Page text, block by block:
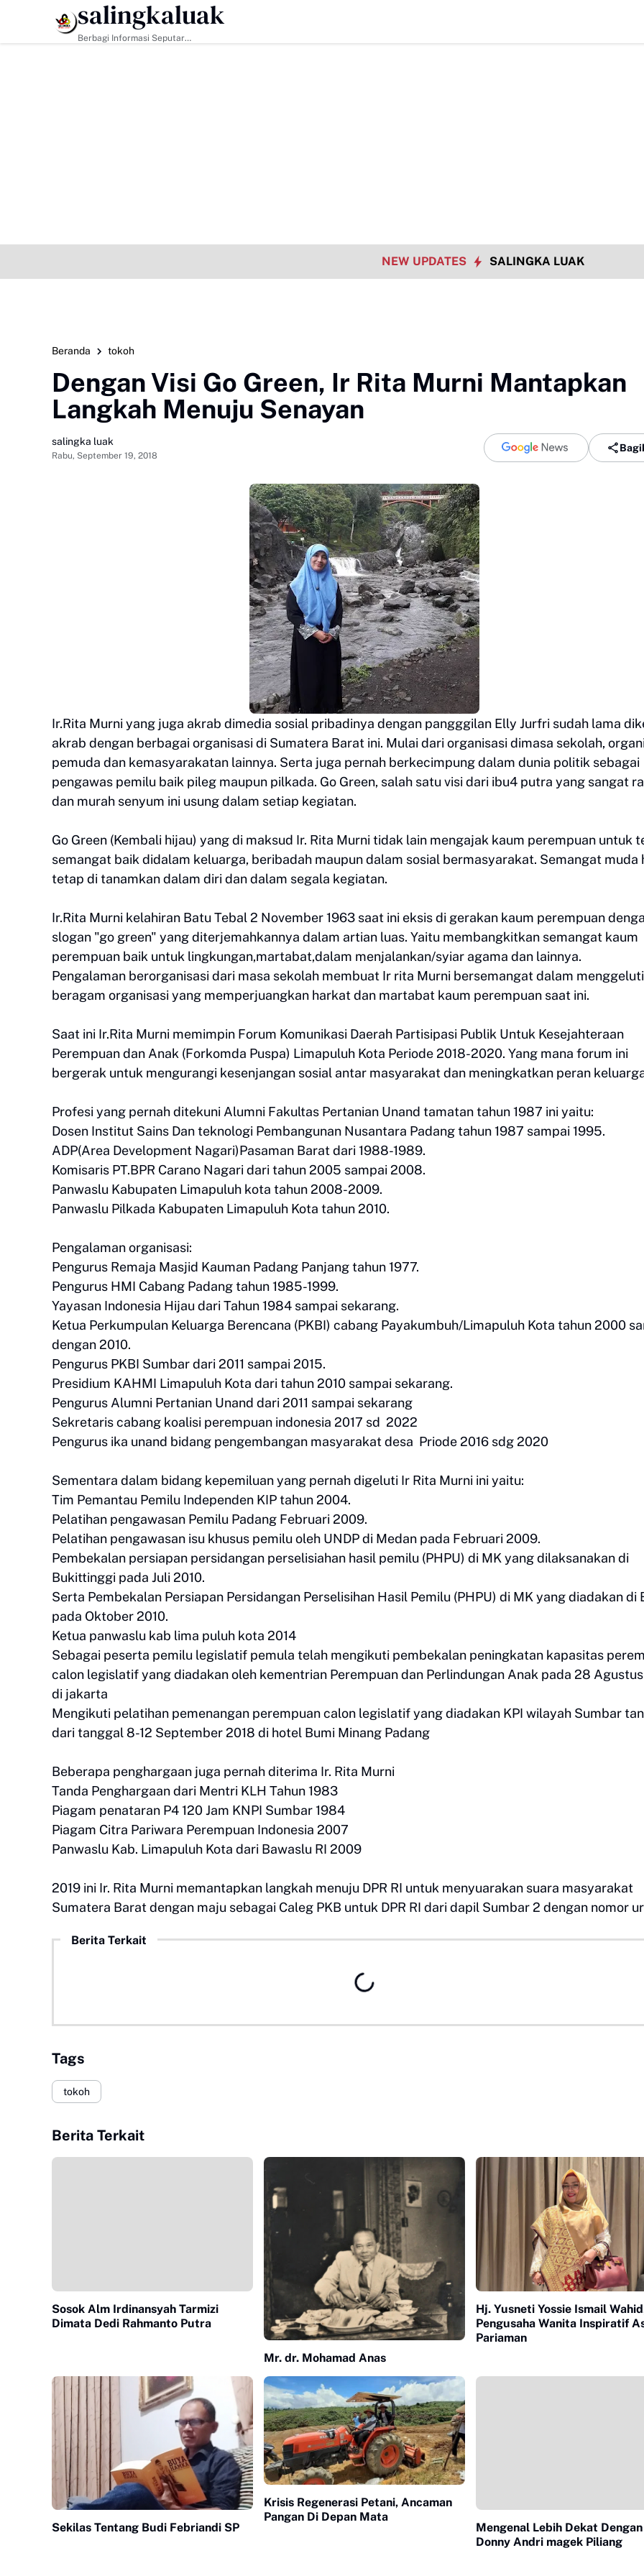
HEADLINE TMMD ke-129 Tak Hanya Bangun Jalan, Bekali Warga Buluh Kasok dengan Kesiapsiagaan
salingkaluak
Berbagi Informasi Seputar
NEW UPDATES SALINGKA LUAK
Beranda tokoh
Dengan Visi Go Green, Ir Rita Murni Mantapkan
Langkah Menuju Senayan
salingka luak
Rabu, September 19, 2018
Ir.Rita Murni yang juga akrab dimedia sosial pribadinya dengan pangggilan Elly Jurfri sudah lama
akrab dengan berbagai organisasi di Sumatera Barat ini. Mulai dari organisasi dimasa sekolah,
pemuda dan kemasyarakatan lainnya. Serta juga pernah berkecimpung dalam dunia politik sebagai
pengawas pemilu baik pileg maupun pilkada. Go Green, salah satu visi dari ibu4 putra yang sangat
dan murah senyum ini usung dalam setiap kegiatan.
Go Green (Kembali hijau) yang di maksud Ir. Rita Murni tidak lain mengajak kaum perempuan untuk
semangat baik didalam keluarga, beribadah maupun dalam sosial bermasyarakat. Semangat muda
tetap di tanamkan dalam diri dan dalam segala kegiatan.
Ir.Rita Murni kelahiran Batu Tebal 2 November 1963 saat ini eksis di gerakan kaum perempuan
slogan "go green" yang diterjemahkannya dalam artian luas. Yaitu membangkitkan semangat kaum
perempuan baik untuk lingkungan,martabat,dalam menjalankan/syiar agama dan lainnya.
Pengalaman berorganisasi dari masa sekolah membuat Ir rita Murni bersemangat dalam menggeluti
beragam organisasi yang memperjuangkan harkat dan martabat kaum perempuan saat ini.
Saat ini Ir.Rita Murni memimpin Forum Komunikasi Daerah Partisipasi Publik Untuk Kesejahteraan
Perempuan dan Anak (Forkomda Puspa) Limapuluh Kota Periode 2018-2020. Yang mana forum ini
bergerak untuk mengurangi kesenjangan sosial antar masyarakat dan meningkatkan peran
Profesi yang pernah ditekuni Alumni Fakultas Pertanian Unand tamatan tahun 1987 ini yaitu:
Dosen Institut Sains Dan teknologi Pembangunan Nusantara Padang tahun 1987 sampai 1995.
ADP(Area Development Nagari)Pasaman Barat dari 1988-1989.
Komisaris PT.BPR Carano Nagari dari tahun 2005 sampai 2008.
Panwaslu Kabupaten Limapuluh kota tahun 2008-2009.
Panwaslu Pilkada Kabupaten Limapuluh Kota tahun 2010.
Pengalaman organisasi:
Pengurus Remaja Masjid Kauman Padang Panjang tahun 1977.
Pengurus HMI Cabang Padang tahun 1985-1999.
Yayasan Indonesia Hijau dari Tahun 1984 sampai sekarang.
Ketua Perkumpulan Keluarga Berencana (PKBI) cabang Payakumbuh/Limapuluh Kota tahun 2000
dengan 2010.
Pengurus PKBI Sumbar dari 2011 sampai 2015.
Presidium KAHMI Limapuluh Kota dari tahun 2010 sampai sekarang.
Pengurus Alumni Pertanian Unand dari 2011 sampai sekarang
Sekretaris cabang koalisi perempuan indonesia 2017 sd 2022
Pengurus ika unand bidang pengembangan masyarakat desa Priode 2016 sdg 2020
Sementara dalam bidang kepemiluan yang pernah digeluti Ir Rita Murni ini yaitu:
Tim Pemantau Pemilu Independen KIP tahun 2004.
Pelatihan pengawasan Pemilu Padang Februari 2009.
Pelatihan pengawasan isu khusus pemilu oleh UNDP di Medan pada Februari 2009.
Pembekalan persiapan persidangan perselisiahan hasil pemilu (PHPU) di MK yang dilaksanakan di
Bukittinggi pada Juli 2010.
Serta Pembekalan Persiapan Persidangan Perselisihan Hasil Pemilu (PHPU) di MK yang diadakan di
pada Oktober 2010.
Ketua panwaslu kab lima puluh kota 2014
Sebagai peserta pemilu legislatif pemula telah mengikuti pembekalan peningkatan kapasitas
calon legislatif yang diadakan oleh kementrian Perempuan dan Perlindungan Anak pada 28
di jakarta
Mengikuti pelatihan pemenangan perempuan calon legislatif yang diadakan KPI wilayah Sumbar
dari tanggal 8-12 September 2018 di hotel Bumi Minang Padang
Beberapa penghargaan juga pernah diterima Ir. Rita Murni
Tanda Penghargaan dari Mentri KLH Tahun 1983
Piagam penataran P4 120 Jam KNPI Sumbar 1984
Piagam Citra Pariwara Perempuan Indonesia 2007
Panwaslu Kab. Limapuluh Kota dari Bawaslu RI 2009
2019 ini Ir. Rita Murni memantapkan langkah menuju DPR RI untuk menyuarakan suara masyarakat
Sumatera Barat dengan maju sebagai Caleg PKB untuk DPR RI dari dapil Sumbar 2 dengan nomor
Berita Terkait
Tags
tokoh
Berita Terkait
Sosok Alm Irdinansyah Tarmizi
Dimata Dedi Rahmanto Putra
Mr. dr. Mohamad Anas
Hj. Yusneti Yossie Ismail
Pengusaha Wanita Inspiratif
Pariaman
Sekilas Tentang Budi Febriandi SP
Krisis Regenerasi Petani, Ancaman
Pangan Di Depan Mata
Mengenal Lebih Dekat Dengan
Donny Andri magek Piliang